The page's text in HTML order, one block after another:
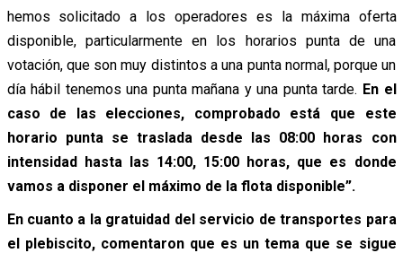
hemos solicitado a los operadores es la máxima oferta
disponible, particularmente en los horarios punta de una
votación, que son muy distintos a una punta normal, porque un
día hábil tenemos una punta mañana y una punta tarde. En el
caso de las elecciones, comprobado está que este
horario punta se traslada desde las 08:00 horas con
intensidad hasta las 14:00, 15:00 horas, que es donde
vamos a disponer el máximo de la flota disponible”.
En cuanto a la gratuidad del servicio de transportes para
el plebiscito, comentaron que es un tema que se sigue